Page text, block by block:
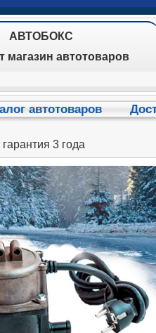
АВТОБОКС
магазин автотоваров
автотоваров
3 года